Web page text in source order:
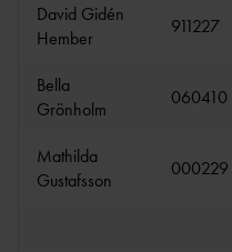
FÖRMÅNSBILJETT
David Gidén
Hember
911227
Bella
Grönholm
060410
Mathilda
Gustafsson
000229